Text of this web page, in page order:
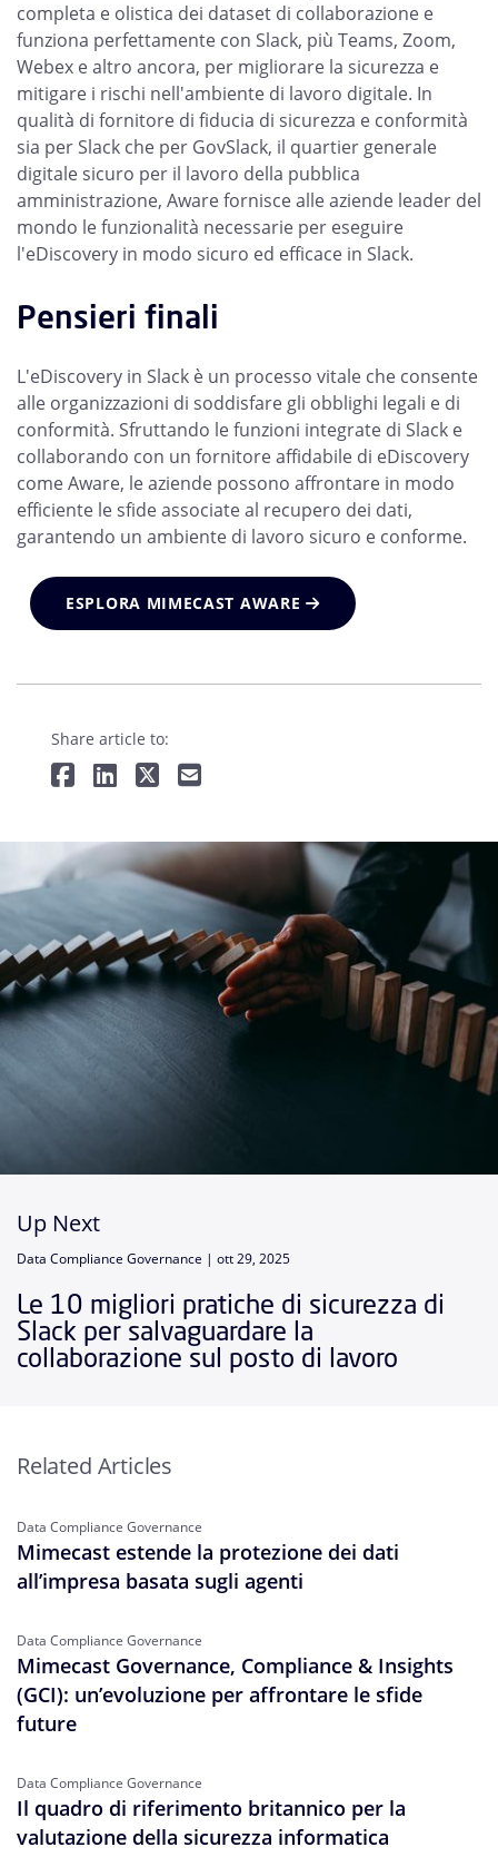
completa e olistica dei dataset di collaborazione e
funziona perfettamente con Slack, più Teams, Zoom,
Webex e altro ancora, per migliorare la sicurezza e
mitigare i rischi nell'ambiente di lavoro digitale. In
qualità di fornitore di fiducia di sicurezza e conformità
sia per Slack che per GovSlack, il quartier generale
digitale sicuro per il lavoro della pubblica
amministrazione, Aware fornisce alle aziende leader del
mondo le funzionalità necessarie per eseguire
l'eDiscovery in modo sicuro ed efficace in Slack.
Pensieri finali
L'eDiscovery in Slack è un processo vitale che consente
alle organizzazioni di soddisfare gli obblighi legali e di
conformità. Sfruttando le funzioni integrate di Slack e
collaborando con un fornitore affidabile di eDiscovery
come Aware, le aziende possono affrontare in modo
efficiente le sfide associate al recupero dei dati,
garantendo un ambiente di lavoro sicuro e conforme.
ESPLORA MIMECAST AWARE
Share article to:
Up Next
Data Compliance Governance | ott 29, 2025
Le 10 migliori pratiche di sicurezza di
Slack per salvaguardare la
collaborazione sul posto di lavoro
Related Articles
Data Compliance Governance
Mimecast estende la protezione dei dati
all’impresa basata sugli agenti
Data Compliance Governance
Mimecast Governance, Compliance & Insights
(GCI): un’evoluzione per affrontare le sfide
future
Data Compliance Governance
Il quadro di riferimento britannico per la
valutazione della sicurezza informatica